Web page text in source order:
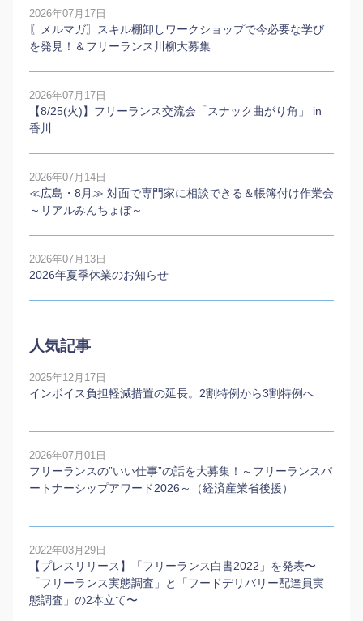
2026年07月17日
〖メルマガ〗スキル棚卸しワークショップで今必要な学び
を発見！＆フリーランス川柳大募集
2026年07月17日
【8/25(火)】フリーランス交流会「スナック曲がり角」 in
香川
2026年07月14日
≪広島・8月≫ 対面で専門家に相談できる＆帳簿付け作業会
～リアルみんちょぼ～
2026年07月13日
2026年夏季休業のお知らせ
人気記事
2025年12月17日
インボイス負担軽減措置の延長。2割特例から3割特例へ
2026年07月01日
フリーランスの”いい仕事”の話を大募集！～フリーランスパ
ートナーシップアワード2026～（経済産業省後援）
2022年03月29日
【プレスリリース】「フリーランス白書2022」を発表〜
「フリーランス実態調査」と「フードデリバリー配達員実
態調査」の2本⽴て〜